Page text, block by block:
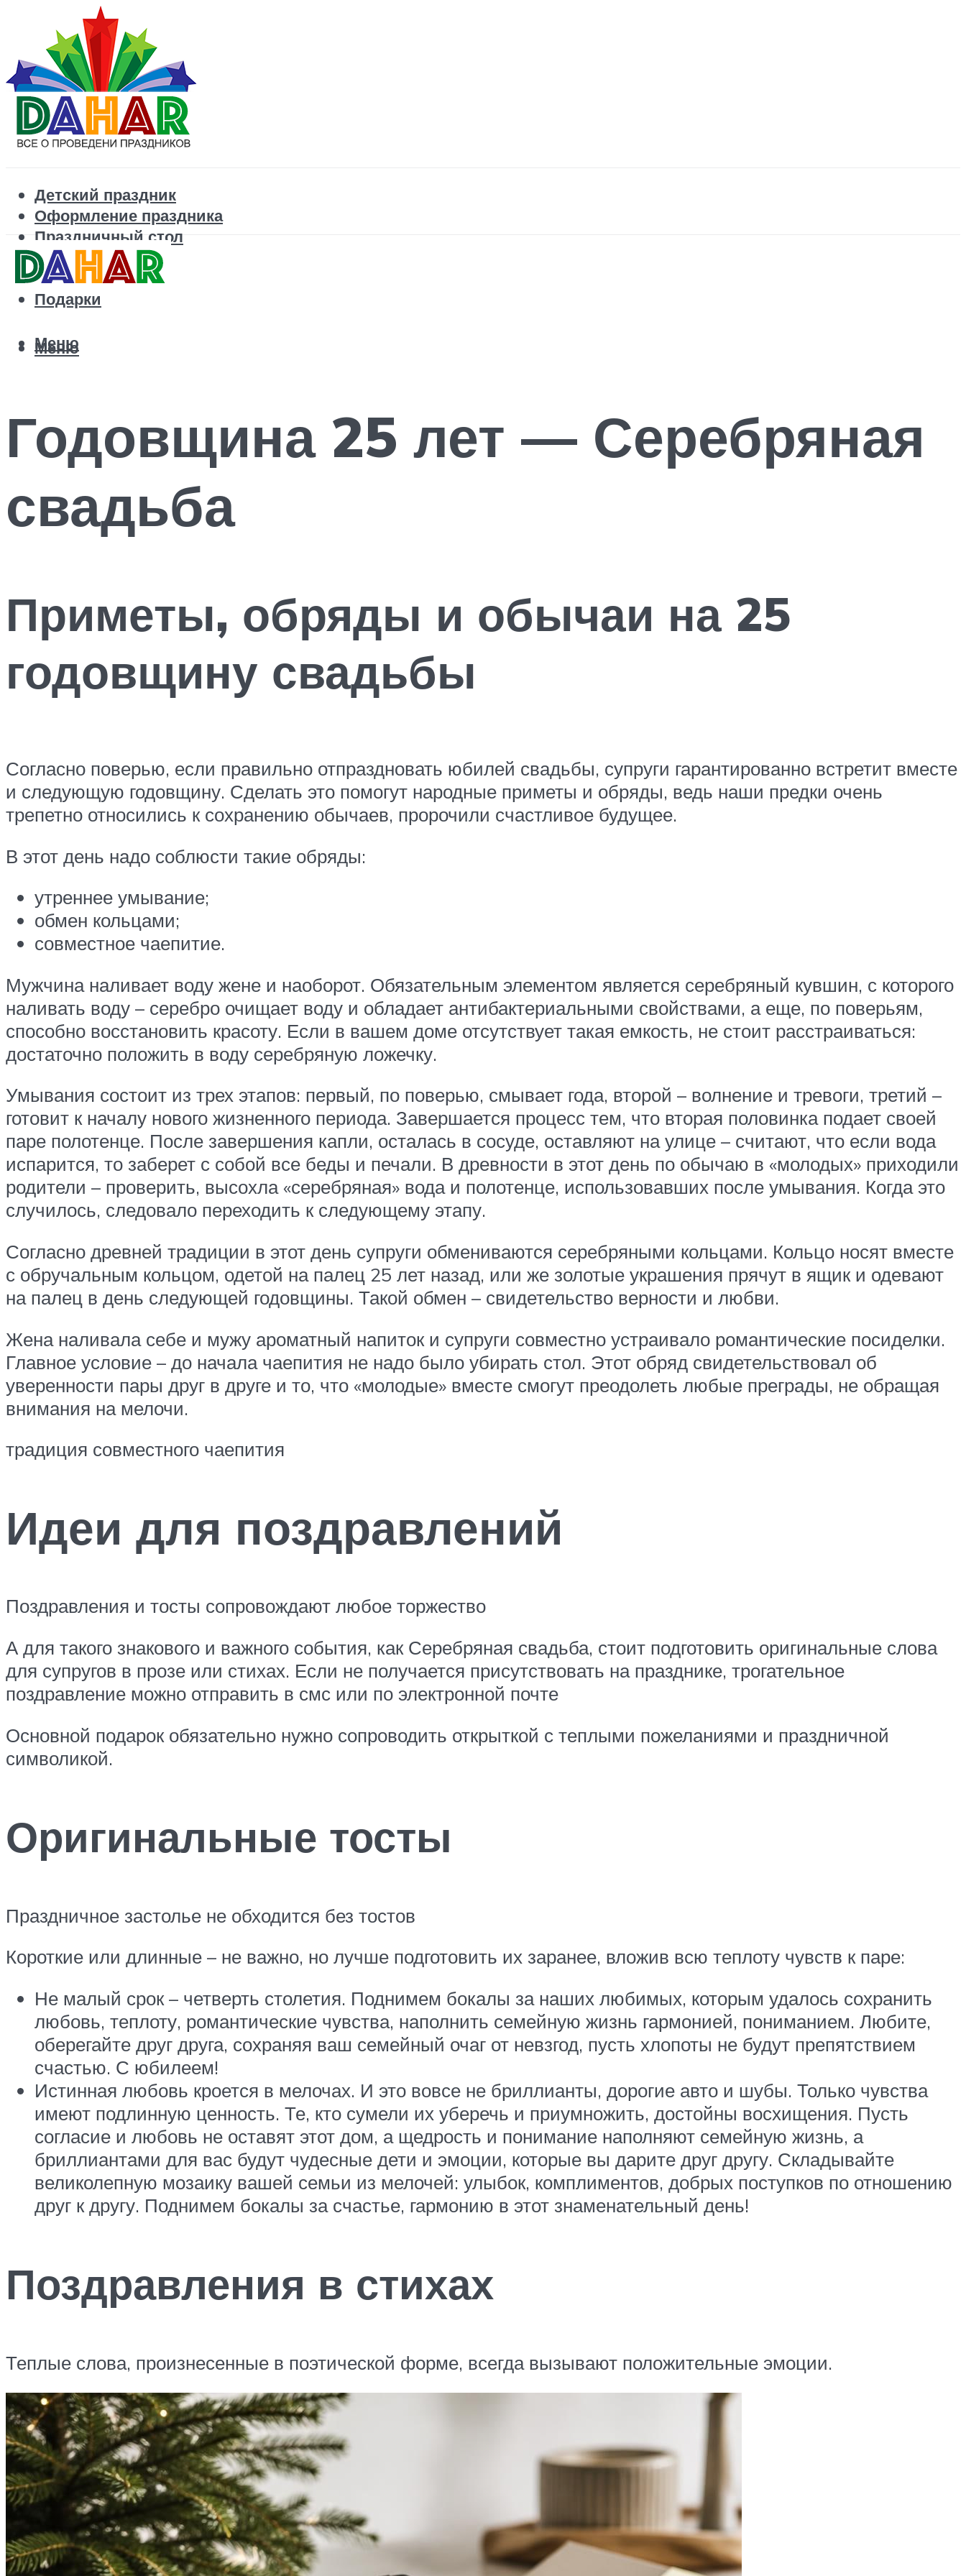
Детский праздник
Оформление праздника
Праздничный стол
Корпоратив
Поздравления
Подарки
Меню
Меню
Годовщина 25 лет — Серебряная
свадьба
Приметы, обряды и обычаи на 25
годовщину свадьбы
Согласно поверью, если правильно отпраздновать юбилей свадьбы, супруги гарантированно встретит вместе
и следующую годовщину. Сделать это помогут народные приметы и обряды, ведь наши предки очень
трепетно ​​относились к сохранению обычаев, пророчили счастливое будущее.
В этот день надо соблюсти такие обряды:
утреннее умывание;
обмен кольцами;
совместное чаепитие.
Мужчина наливает воду жене и наоборот. Обязательным элементом является серебряный кувшин, с которого
наливать воду – серебро очищает воду и обладает антибактериальными свойствами, а еще, по поверьям,
способно восстановить красоту. Если в вашем доме отсутствует такая емкость, не стоит расстраиваться:
достаточно положить в воду серебряную ложечку.
Умывания состоит из трех этапов: первый, по поверью, смывает года, второй – волнение и тревоги, третий –
готовит к началу нового жизненного периода. Завершается процесс тем, что вторая половинка подает своей
паре полотенце. После завершения капли, осталась в сосуде, оставляют на улице – считают, что если вода
испарится, то заберет с собой все беды и печали. В древности в этот день по обычаю в «молодых» приходили
родители – проверить, высохла «серебряная» вода и полотенце, использовавших после умывания. Когда это
случилось, следовало переходить к следующему этапу.
Согласно древней традиции в этот день супруги обмениваются серебряными кольцами. Кольцо носят вместе
с обручальным кольцом, одетой на палец 25 лет назад, или же золотые украшения прячут в ящик и одевают
на палец в день следующей годовщины. Такой обмен – свидетельство верности и любви.
Жена наливала себе и мужу ароматный напиток и супруги совместно устраивало романтические посиделки.
Главное условие – до начала чаепития не надо было убирать стол. Этот обряд свидетельствовал об
уверенности пары друг в друге и то, что «молодые» вместе смогут преодолеть любые преграды, не обращая
внимания на мелочи.
традиция совместного чаепития
Идеи для поздравлений
Поздравления и тосты сопровождают любое торжество
А для такого знакового и важного события, как Серебряная свадьба, стоит подготовить оригинальные слова
для супругов в прозе или стихах. Если не получается присутствовать на празднике, трогательное
поздравление можно отправить в смс или по электронной почте
Основной подарок обязательно нужно сопроводить открыткой с теплыми пожеланиями и праздничной
символикой.
Оригинальные тосты
Праздничное застолье не обходится без тостов
Короткие или длинные – не важно, но лучше подготовить их заранее, вложив всю теплоту чувств к паре:
Не малый срок – четверть столетия. Поднимем бокалы за наших любимых, которым удалось сохранить
любовь, теплоту, романтические чувства, наполнить семейную жизнь гармонией, пониманием. Любите,
оберегайте друг друга, сохраняя ваш семейный очаг от невзгод, пусть хлопоты не будут препятствием
счастью. С юбилеем!
Истинная любовь кроется в мелочах. И это вовсе не бриллианты, дорогие авто и шубы. Только чувства
имеют подлинную ценность. Те, кто сумели их уберечь и приумножить, достойны восхищения. Пусть
согласие и любовь не оставят этот дом, а щедрость и понимание наполняют семейную жизнь, а
бриллиантами для вас будут чудесные дети и эмоции, которые вы дарите друг другу. Складывайте
великолепную мозаику вашей семьи из мелочей: улыбок, комплиментов, добрых поступков по отношению
друг к другу. Поднимем бокалы за счастье, гармонию в этот знаменательный день!
Поздравления в стихах
Теплые слова, произнесенные в поэтической форме, всегда вызывают положительные эмоции.